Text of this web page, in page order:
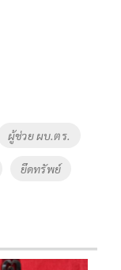
ผู้ช่วย ผบ.ตร.
ยึดทรัพย์